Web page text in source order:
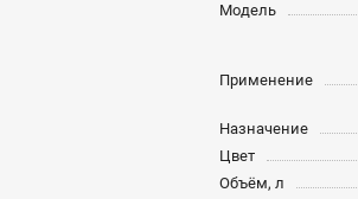
Модель
Применение
Назначение
Цвет
Объём, л